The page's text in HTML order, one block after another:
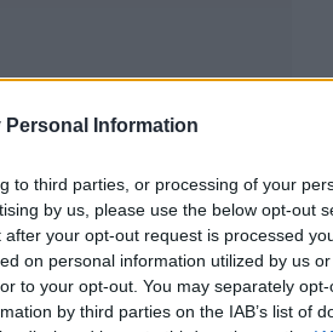
Personal Information
to third parties, or processing of your
by us, please use the below opt-out
your opt-out request is processed
on personal information utilized by us
to your opt-out. You may separately
by third parties on the IAB’s list of